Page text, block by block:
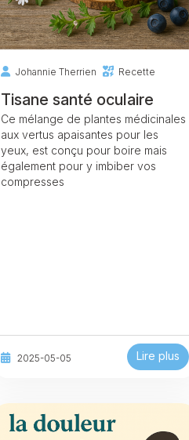
Johannie Therrien Recette
Tisane santé oculaire
Ce mélange de plantes médicinales
aux vertus apaisantes pour les
yeux, est conçu pour boire mais
également pour y imbiber vos
compresses
2025-05-05 Lire plus